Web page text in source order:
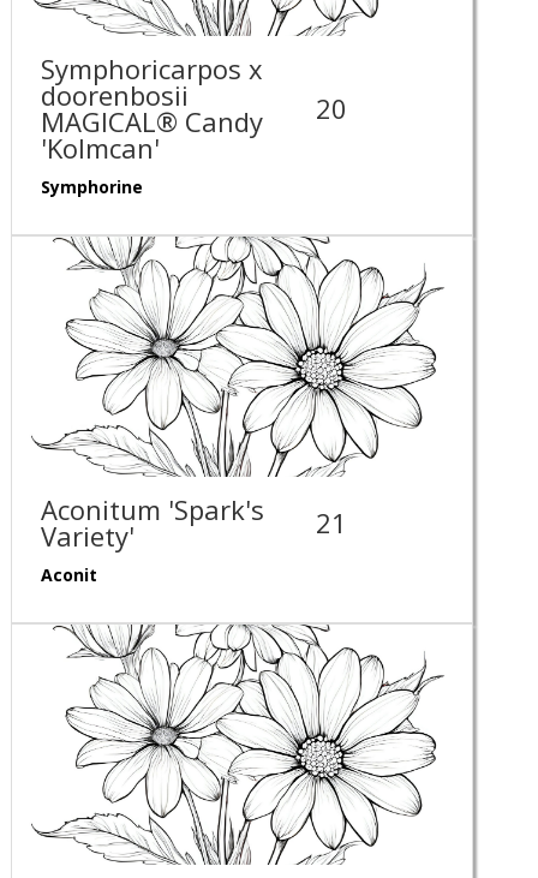
Symphoricarpos x
doorenbosii
MAGICAL® Candy
'Kolmcan'
20
Symphorine
Aconitum 'Spark's
Variety' 21
Aconit